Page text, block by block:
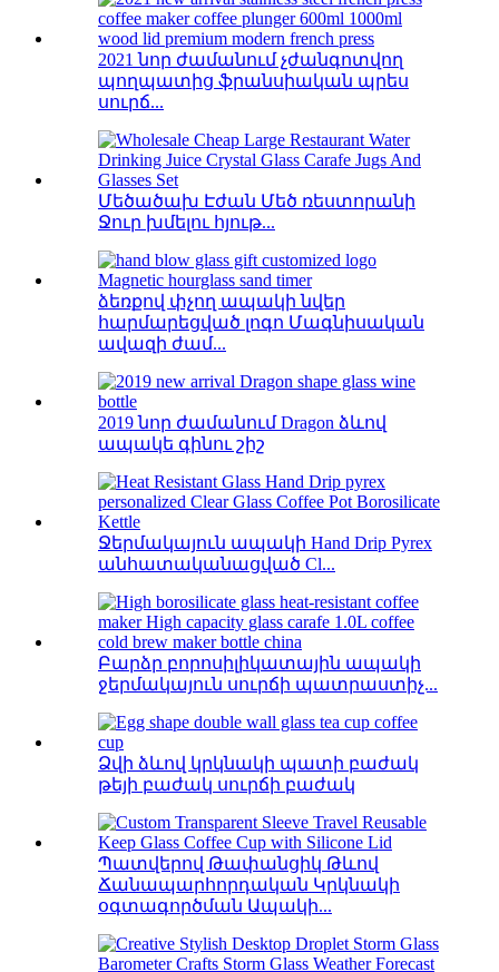
2021 նոր ժամանում չժանգոտվող
պողպատից ֆրանսիական պրես
սուրճ...
Մեծածախ Էժան Մեծ ռեստորանի
Ջուր խմելու հյութ...
ձեռքով փչող ապակի նվեր
հարմարեցված լոգո Մագնիսական
ավազի ժամ...
2019 նոր ժամանում Dragon ձևով
ապակե գինու շիշ
Ջերմակայուն ապակի Hand Drip Pyrex
անհատականացված Cl...
Բարձր բորոսիլիկատային ապակի
ջերմակայուն սուրճի պատրաստիչ...
Ձվի ձևով կրկնակի պատի բաժակ
թեյի բաժակ սուրճի բաժակ
Պատվերով Թափանցիկ Թևով
Ճանապարհորդական Կրկնակի
օգտագործման Ապակի...